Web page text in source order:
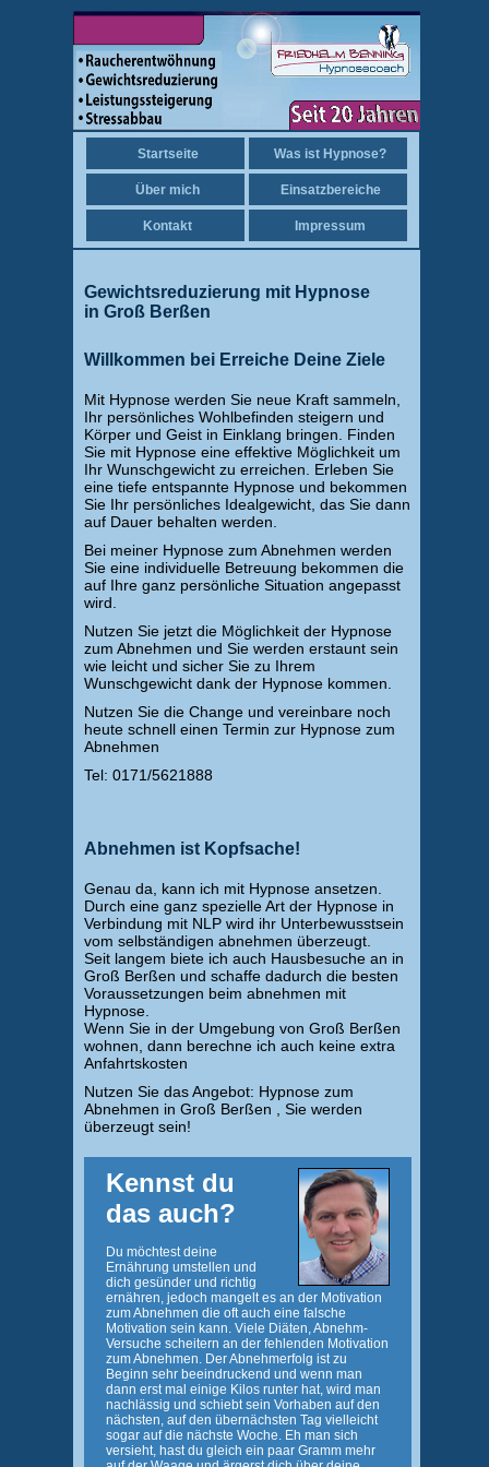
Startseite Was ist Hypnose?
Über mich Einsatzbereiche
Kontakt Impressum
Gewichtsreduzierung mit Hypnose
in Groß Berßen
Willkommen bei Erreiche Deine Ziele
Mit Hypnose werden Sie neue Kraft sammeln,
Ihr persönliches Wohlbefinden steigern und
Körper und Geist in Einklang bringen. Finden
Sie mit Hypnose eine effektive Möglichkeit um
Ihr Wunschgewicht zu erreichen. Erleben Sie
eine tiefe entspannte Hypnose und bekommen
Sie Ihr persönliches Idealgewicht, das Sie dann
auf Dauer behalten werden.
Bei meiner Hypnose zum Abnehmen werden
Sie eine individuelle Betreuung bekommen die
auf Ihre ganz persönliche Situation angepasst
wird.
Nutzen Sie jetzt die Möglichkeit der Hypnose
zum Abnehmen und Sie werden erstaunt sein
wie leicht und sicher Sie zu Ihrem
Wunschgewicht dank der Hypnose kommen.
Nutzen Sie die Change und vereinbare noch
heute schnell einen Termin zur Hypnose zum
Abnehmen
Tel: 0171/5621888
Abnehmen ist Kopfsache!
Genau da, kann ich mit Hypnose ansetzen.
Durch eine ganz spezielle Art der Hypnose in
Verbindung mit NLP wird ihr Unterbewusstsein
vom selbständigen abnehmen überzeugt.
Seit langem biete ich auch Hausbesuche an in
Groß Berßen und schaffe dadurch die besten
Voraussetzungen beim abnehmen mit
Hypnose.
Wenn Sie in der Umgebung von Groß Berßen
wohnen, dann berechne ich auch keine extra
Anfahrtskosten
Nutzen Sie das Angebot: Hypnose zum
Abnehmen in Groß Berßen , Sie werden
überzeugt sein!
Kennst du
das auch?
Du möchtest deine
Ernährung umstellen und
dich gesünder und richtig
ernähren, jedoch mangelt es an der Motivation
zum Abnehmen die oft auch eine falsche
Motivation sein kann. Viele Diäten, Abnehm-
Versuche scheitern an der fehlenden Motivation
zum Abnehmen. Der Abnehmerfolg ist zu
Beginn sehr beeindruckend und wenn man
dann erst mal einige Kilos runter hat, wird man
nachlässig und schiebt sein Vorhaben auf den
nächsten, auf den übernächsten Tag vielleicht
sogar auf die nächste Woche. Eh man sich
versieht, hast du gleich ein paar Gramm mehr